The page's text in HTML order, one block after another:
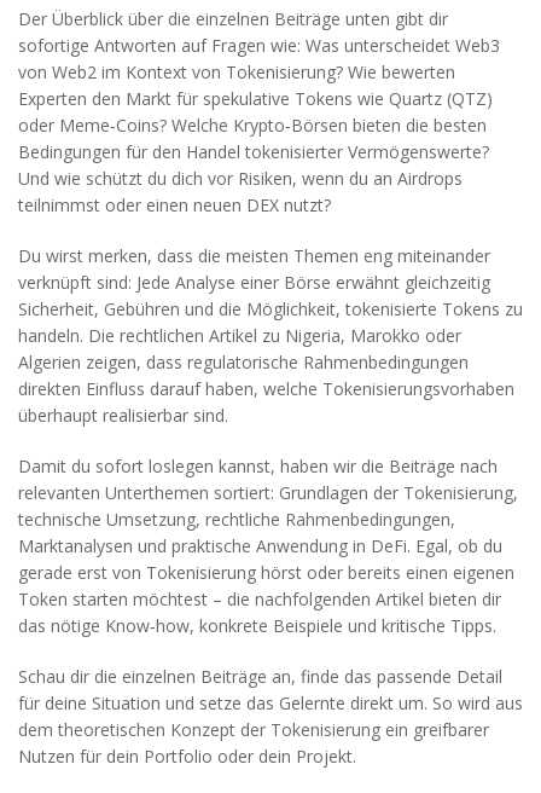
Der Überblick über die einzelnen Beiträge unten gibt dir
sofortige Antworten auf Fragen wie: Was unterscheidet Web3
von Web2 im Kontext von Tokenisierung? Wie bewerten
Experten den Markt für spekulative Tokens wie Quartz (QTZ)
oder Meme‑Coins? Welche Krypto‑Börsen bieten die besten
Bedingungen für den Handel tokenisierter Vermögenswerte?
Und wie schützt du dich vor Risiken, wenn du an Airdrops
teilnimmst oder einen neuen DEX nutzt?
Du wirst merken, dass die meisten Themen eng miteinander
verknüpft sind: Jede Analyse einer Börse erwähnt gleichzeitig
Sicherheit, Gebühren und die Möglichkeit, tokenisierte Tokens zu
handeln. Die rechtlichen Artikel zu Nigeria, Marokko oder
Algerien zeigen, dass regulatorische Rahmenbedingungen
direkten Einfluss darauf haben, welche Tokenisierungsvorhaben
überhaupt realisierbar sind.
Damit du sofort loslegen kannst, haben wir die Beiträge nach
relevanten Unterthemen sortiert: Grundlagen der Tokenisierung,
technische Umsetzung, rechtliche Rahmenbedingungen,
Marktanalysen und praktische Anwendung in DeFi. Egal, ob du
gerade erst von Tokenisierung hörst oder bereits einen eigenen
Token starten möchtest – die nachfolgenden Artikel bieten dir
das nötige Know‑how, konkrete Beispiele und kritische Tipps.
Schau dir die einzelnen Beiträge an, finde das passende Detail
für deine Situation und setze das Gelernte direkt um. So wird aus
dem theoretischen Konzept der Tokenisierung ein greifbarer
Nutzen für dein Portfolio oder dein Projekt.